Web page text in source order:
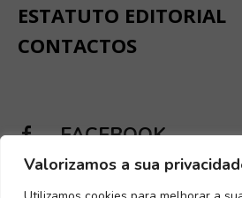
Valorizamos a sua
ESTATUTO EDITORIAL
CONTACTOS
FACEBOOK
INSTAGRAM